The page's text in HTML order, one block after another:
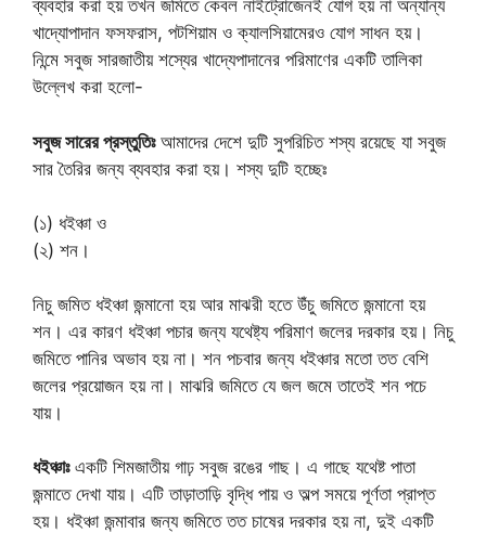
ব্যবহার করা হয় তখন জমিতে কেবল নাইট্রোজেনই যোগ হয় না অন্যান্য
খাদ্যোপাদান ফসফরাস, পটশিয়াম ও ক্যালসিয়ামেরও যোগ সাধন হয়।
নিন্মে সবুজ সারজাতীয় শস্যের খাদ্যেপাদানের পরিমাণের একটি তালিকা
উল্লেখ করা হলো-
সবুজ সারের প্রস্তুতিঃআমাদের দেশে দুটি সুপরিচিত শস্য রয়েছে যা সবুজ
সার তৈরির জন্য ব্যবহার করা হয়। শস্য দুটি হচ্ছেঃ
(১) ধইঞ্চা ও
(২) শন।
নিচু জমিত ধইঞ্চা জন্মানো হয় আর মাঝরী হতে উঁচু জমিতে জন্মানো হয়
শন। এর কারণ ধইঞ্চা পচার জন্য যথেষ্ট্য পরিমাণ জলের দরকার হয়। নিচু
জমিতে পানির অভাব হয় না। শন পচবার জন্য ধইঞ্চার মতো তত বেশি
জলের প্রয়োজন হয় না। মাঝরি জমিতে যে জল জমে তাতেই শন পচে
যায়।
ধইঞ্চাঃএকটি শিমজাতীয় গাঢ় সবুজ রঙের গাছ। এ গাছে যথেষ্ট পাতা
জন্মাতে দেখা যায়। এটি তাড়াতাড়ি বৃদ্ধি পায় ও অল্প সময়ে পূর্ণতা প্রাপ্ত
হয়। ধইঞ্চা জন্মাবার জন্য জমিতে তত চাষের দরকার হয় না, দুই একটি